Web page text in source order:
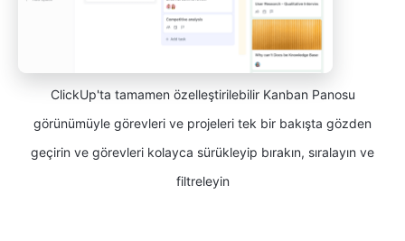
ClickUp'ta tamamen özelleştirilebilir Kanban Panosu
görünümüyle görevleri ve projeleri tek bir bakışta gözden
geçirin ve görevleri kolayca sürükleyip bırakın, sıralayın ve
filtreleyin